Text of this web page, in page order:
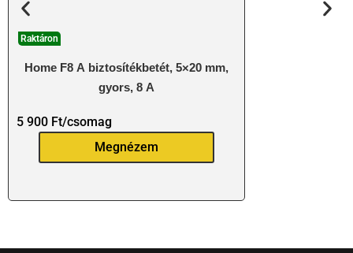
Raktáron
Home F8 A biztosítékbetét, 5×20 mm,
gyors, 8 A
5 900 Ft/csomag
Megnézem